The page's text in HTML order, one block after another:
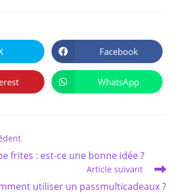
CE
CONTENU
Ouvrir
dans
une
autre
fenêtre
Facebook
Ouvrir
dans
WhatsApp
frites : est-ce une bonne idée ?
Article suivant
utiliser un passmulticadeaux ?